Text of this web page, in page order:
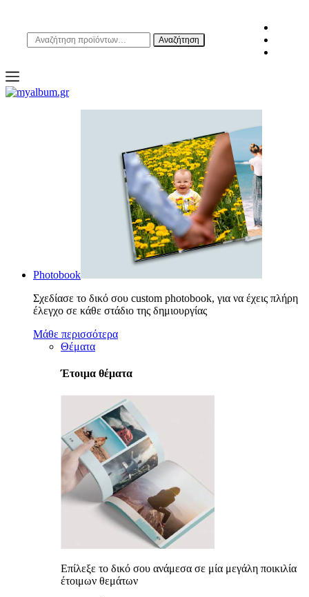
Αναζήτηση
για:
Αναζήτηση
open
Photobook
Σχεδίασε το δικό σου custom photobook, για να έχεις πλήρη
έλεγχο σε κάθε στάδιο της δημιουργίας
Μάθε περισσότερα
Θέματα
Έτοιμα θέματα
Επίλεξε το δικό σου ανάμεσα σε μία μεγάλη ποικιλία
έτοιμων θεμάτων